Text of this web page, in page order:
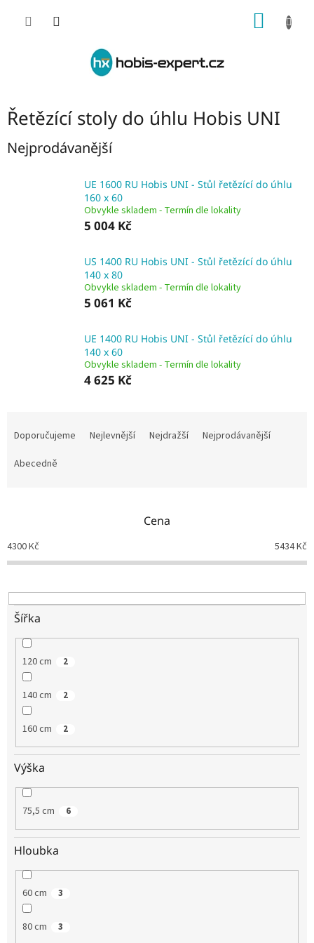
Řetězící stoly do úhlu Hobis UNI
Nejprodávanější
UE 1600 RU Hobis UNI - Stůl řetězící do úhlu
160 x 60
Obvykle skladem - Termín dle lokality
5 004 Kč
US 1400 RU Hobis UNI - Stůl řetězící do úhlu
140 x 80
Obvykle skladem - Termín dle lokality
5 061 Kč
UE 1400 RU Hobis UNI - Stůl řetězící do úhlu
140 x 60
Obvykle skladem - Termín dle lokality
4 625 Kč
o
d
k
t
ů
Doporučujeme Nejlevnější Nejdražší
Nejprodávanější
Abecedně
Cena
4300Kč 5434Kč
Šířka
120 cm 2
140 cm 2
160 cm 2
Výška
75,5 cm 6
Hloubka
60 cm 3
80 cm 3